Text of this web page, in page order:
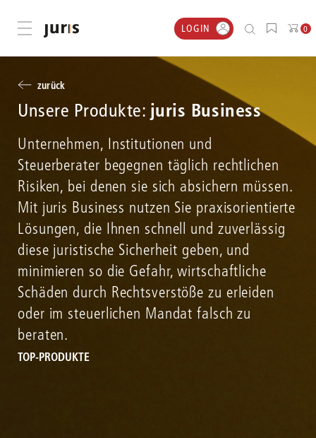
Menü öffnen LOGIN 0
zurück
Unsere Produkte: juris Business
Unternehmen, Institutionen und
Steuerberater begegnen täglich rechtlichen
Risiken, bei denen sie sich absichern müssen.
Mit juris Business nutzen Sie praxisorientierte
Lösungen, die Ihnen schnell und zuverlässig
diese juristische Sicherheit geben, und
minimieren so die Gefahr, wirtschaftliche
Schäden durch Rechtsverstöße zu erleiden
oder im steuerlichen Mandat falsch zu
beraten.
TOP-PRODUKTE